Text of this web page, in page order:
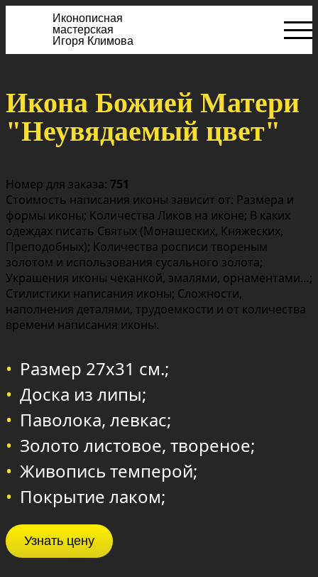
Иконописная
мастерская
Игоря Климова
Икона Божией Матери
"Неувядаемый цвет"
Номер для заказа: 751
Стоимость написания иконы зависит от: Размера и
формы иконы; Количества Ликов на иконе; В каких
одеждах писать Святых (Монашеских, Княжеских,
Преподобных); Количества росписи твореным
золотом и использования сусального золота;
Украшения иконы чеканкой, эмалями, орнаментами…;
Стилистики написания иконы; Сложности,
наполнения деталями, трудоемкости и от количества
времени написания иконы.
Размер 27х31 см.;
Доска из липы;
Паволока, левкас;
Золото листовое, твореное;
Живопись темперой;
Покрытие лаком;
Узнать цену